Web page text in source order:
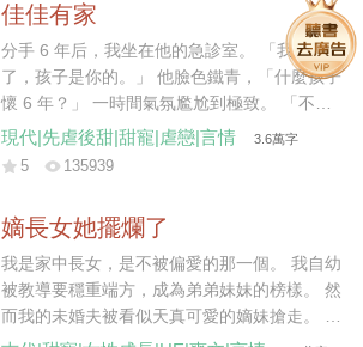
二郎成了將軍，我在縣城賣豆花。 街上有個姓
陳的秀才待我甚好，我便跟回家省親的二郎商
議，想要嫁給秀才。 「二叔放心，秀才說了，
成了親咱們還是一家人，我可以繼續做營生，
還能照顧小姑……」 話說到最后，二郎的臉越
來越冷，我的聲音越來越低。 裴家二郎雖生得
好，卻少有惡名，且年少從軍，性情桀驁。 聽
自嫁入裴家，心底便有些怵他，直到他將我堵
在廚房，抱坐在灶臺，在我耳邊低聲哄道——
「想嫁人了？我比那秀才強多了，你試
試……」
佳佳有家
分手 6 年后，我坐在他的急診室。 「我懷孕
了，孩子是你的。」 他臉色鐵青，「什麼孩子
懷 6 年？」 一時間氣氛尷尬到極致。 「不
認？」 「你覺得我會接盤？」他反問我。 我
沉默幾秒，「行，那我去給他找個爹。」 九個
現代|先虐後甜|甜寵|虐戀|言情 3.6萬字
5 135939
嫡長女她擺爛了
我是家中長女，是不被偏愛的那一個。 我自幼
被教導要穩重端方，成為弟弟妹妹的榜樣。 然
而我的未婚夫被看似天真可愛的嫡妹搶走。 弟
弟們記不得我半點好，只記恨我對他們管教太